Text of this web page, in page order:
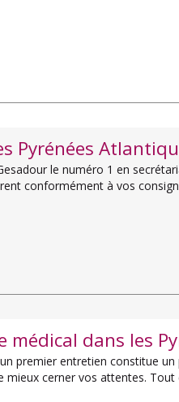
Pyrénées
le numéro 1 en
conformément à vos
dans les
premier entretien constitue
cerner vos attentes.